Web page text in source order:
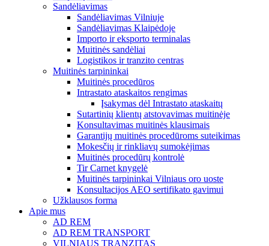
Sandėliavimas
Sandėliavimas Vilniuje
Sandėliavimas Klaipėdoje
Importo ir eksporto terminalas
Muitinės sandėliai
Logistikos ir tranzito centras
Muitinės tarpininkai
Muitinės procedūros
Intrastato ataskaitos rengimas
Įsakymas dėl Intrastato ataskaitų
Sutartinių klientų atstovavimas muitinėje
Konsultavimas muitinės klausimais
Garantijų muitinės procedūroms suteikimas
Mokesčių ir rinkliavų sumokėjimas
Muitinės procedūrų kontrolė
Tir Carnet knygelė
Muitinės tarpininkai Vilniaus oro uoste
Konsultacijos AEO sertifikato gavimui
Užklausos forma
Apie mus
AD REM
AD REM TRANSPORT
VILNIAUS TRANZITAS